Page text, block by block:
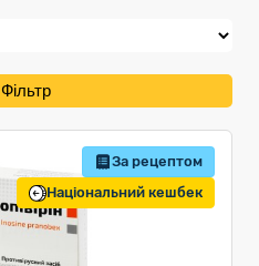
Фільтр
За рецептом
Національний кешбек